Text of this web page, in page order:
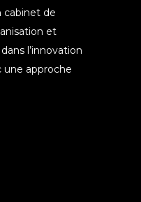
cabinet de
et
l’innovation
une approche